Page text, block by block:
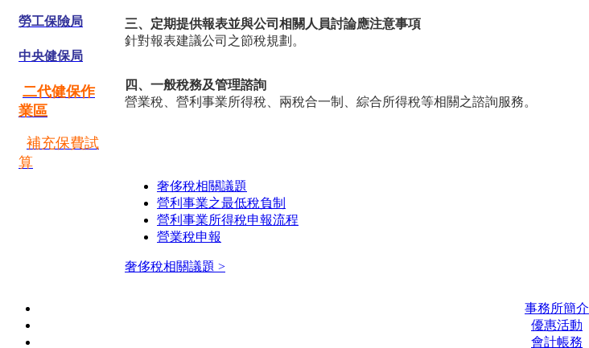
勞工保險局
中央健保局
二代健保作
業區
補充保費試
算
三、定期提供報表並與公司相關人員討論應注意事項
針對報表建議公司之節稅規劃。
四、一般稅務及管理諮詢
營業稅、營利事業所得稅、兩稅合一制、綜合所得稅等相關之諮詢服務。
奢侈稅相關議題
營利事業之最低稅負制
營利事業所得稅申報流程
營業稅申報
奢侈稅相關議題 >
事務所簡介
優惠活動
會計帳務